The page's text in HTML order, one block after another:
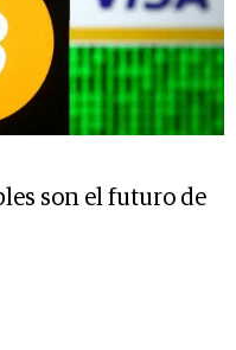
son el futuro de